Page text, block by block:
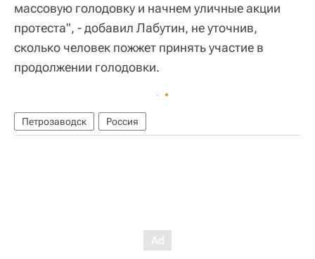
массовую голодовку и начнем уличные акции
протеста", - добавил Лабутин, не уточнив,
сколько человек пожжет принять участие в
продолжении голодовки.
Петрозаводск Россия